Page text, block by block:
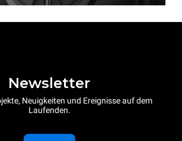
Newsletter
Neuigkeiten und Ereignisse auf dem
Laufenden.